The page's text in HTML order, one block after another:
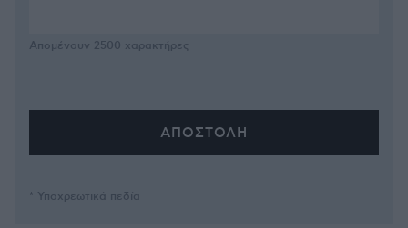
Απομένουν 2500 χαρακτήρες
* Υποχρεωτικά πεδία